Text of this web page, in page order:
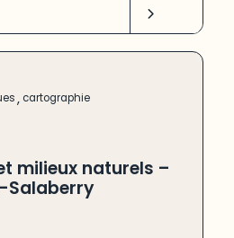
, cartographie
milieux naturels –
Salaberry